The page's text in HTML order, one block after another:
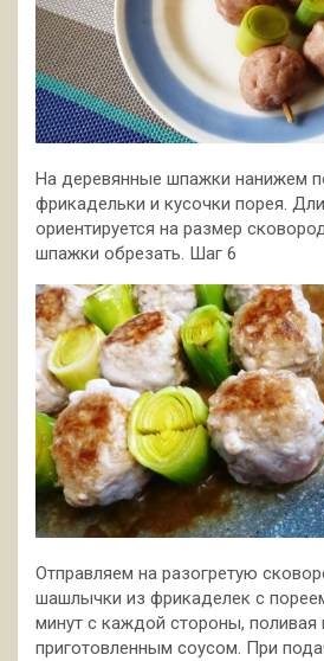
На деревянные шпажки нанижем
фрикадельки и кусочки порея.
ориентируется на размер
шпажки обрезать. Шаг 6
Отправляем на разогретую
шашлычки из фрикаделек с
минут с каждой стороны,
приготовленным соусом. При